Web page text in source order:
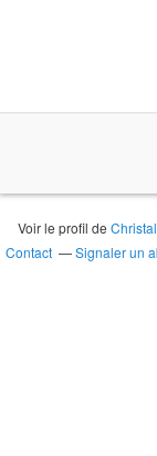
Voir le profil de
Contact
Signaler un